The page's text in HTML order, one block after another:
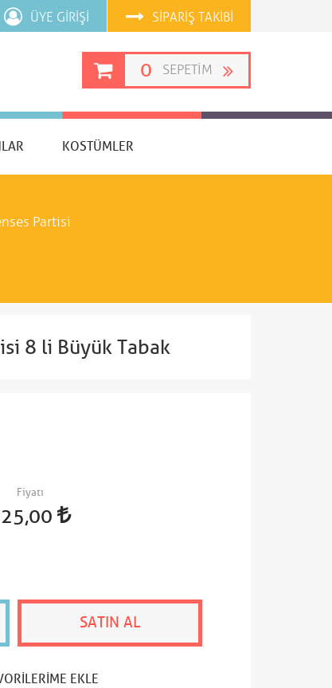
SIPARIŞ TAKIBI
ÜYE GIRIŞI
0 SEPETIM
KOSTÜMLER
Partisi
8 li Büyük Tabak
Fiyatı
SATIN AL
EKLE